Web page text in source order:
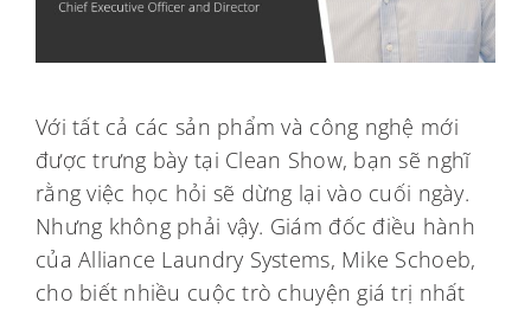
Với tất cả các sản phẩm và công nghệ mới
được trưng bày tại Clean Show, bạn sẽ nghĩ
rằng việc học hỏi sẽ dừng lại vào cuối ngày.
Nhưng không phải vậy. Giám đốc điều hành
của Alliance Laundry Systems, Mike Schoeb,
cho biết nhiều cuộc trò chuyện giá trị nhất